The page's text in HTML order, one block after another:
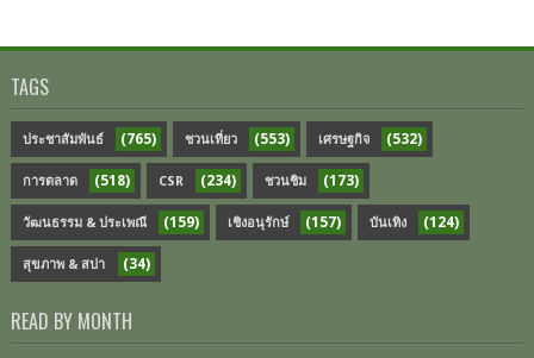
TAGS
ประชาสัมพันธ์ (765) ชวนเที่ยว (553) เศรษฐกิจ (532)
การตลาด (518) CSR (234) ชวนชิม (173)
วัฒนธรรม & ประเพณี (159) เชิงอนุรักษ์ (157) บันเทิง (124)
สุขภาพ & สปา (34)
READ BY MONTH